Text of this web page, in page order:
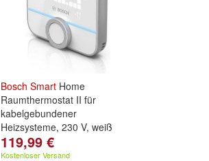
Bosch Smart Home
Raumthermostat II für
kabelgebundener
Heizsysteme, 230 V, weiß
119,99 €
Kostenloser Versand